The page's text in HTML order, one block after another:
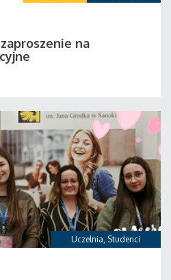
na
Uczelnia, Studenci